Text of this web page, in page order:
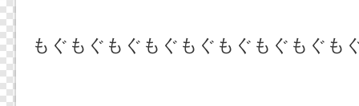
もぐもぐもぐもぐもぐもぐもぐもぐも